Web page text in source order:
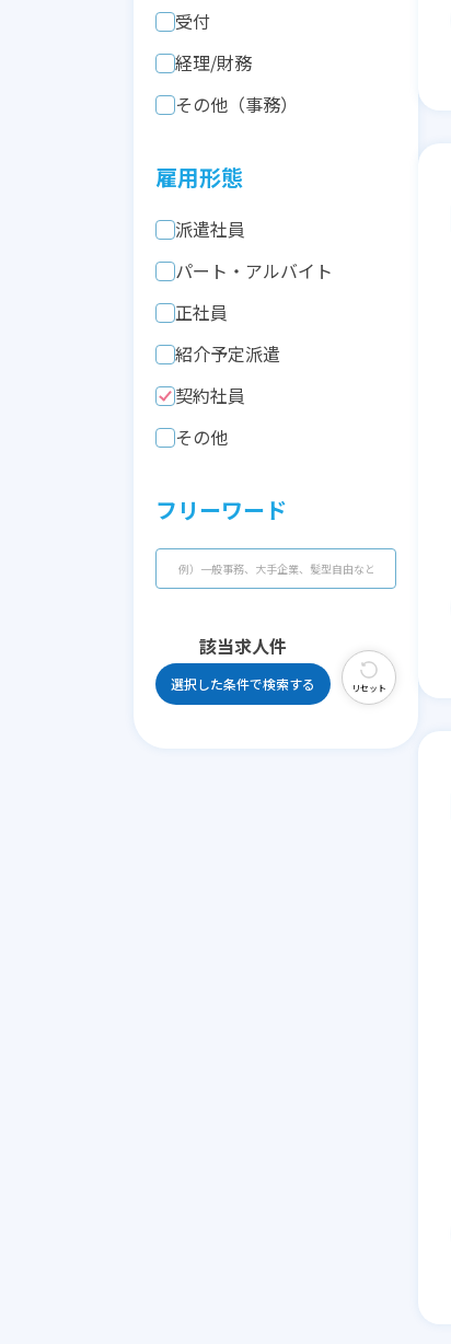
受付
経理/財務
その他（事務）
雇用形態
派遣社員
パート・アルバイト
正社員
紹介予定派遣
契約社員
その他
フリーワード
該当求人件
選択した条件で検索する リセット